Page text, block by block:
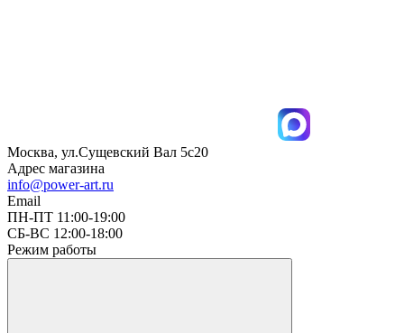
Москва, ул.Сущевский Вал 5с20
Адрес магазина
info@power-art.ru
Email
ПН-ПТ 11:00-19:00
СБ-ВС 12:00-18:00
Режим работы